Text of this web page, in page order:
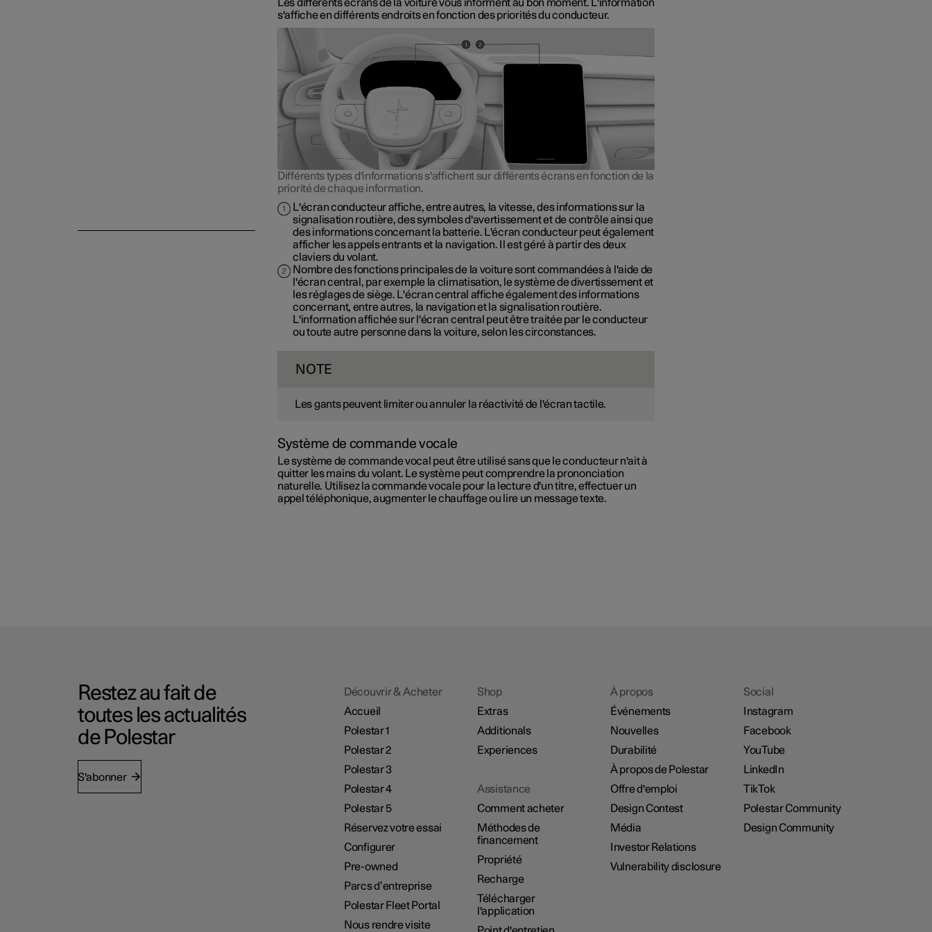
Les différents écrans de la voiture vous informent au bon moment. L'information
s'affiche en différents endroits en fonction des priorités du conducteur.
Différents types d'informations s'affichent sur différents écrans en fonction de la
priorité de chaque information.
L'écran conducteur affiche, entre autres, la vitesse, des informations sur la
signalisation routière, des symboles d'avertissement et de contrôle ainsi que
des informations concernant la batterie. L'écran conducteur peut également
afficher les appels entrants et la navigation. Il est géré à partir des deux
claviers du volant.
Nombre des fonctions principales de la voiture sont commandées à l'aide de
l'écran central, par exemple la climatisation, le système de divertissement et
les réglages de siège. L'écran central affiche également des informations
concernant, entre autres, la navigation et la signalisation routière.
L'information affichée sur l'écran central peut être traitée par le conducteur
ou toute autre personne dans la voiture, selon les circonstances.
NOTE
Les gants peuvent limiter ou annuler la réactivité de l'écran tactile.
Système de commande vocale
Le système de commande vocal peut être utilisé sans que le conducteur n'ait à
quitter les mains du volant. Le système peut comprendre la prononciation
naturelle. Utilisez la commande vocale pour la lecture d'un titre, effectuer un
appel téléphonique, augmenter le chauffage ou lire un message texte.
Restez au fait de
toutes les actualités
de Polestar
S'abonner
Découvrir & Acheter
Accueil
Polestar 1
Polestar 2
Polestar 3
Polestar 4
Polestar 5
Réservez votre essai
Configurer
Pre-owned
Parcs d’entreprise
Polestar Fleet Portal
Nous rendre visite
Shop
Extras
Additionals
Experiences
Assistance
Comment acheter
Méthodes de
financement
Propriété
Recharge
Télécharger
l'application
À propos
Événements
Nouvelles
Durabilité
À propos de Polestar
Offre d'emploi
Design Contest
Média
Investor Relations
Vulnerability disclosure
Social
Instagram
Facebook
YouTube
LinkedIn
TikTok
Polestar Community
Design Community